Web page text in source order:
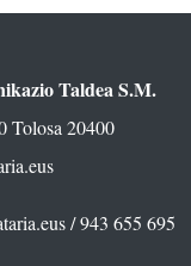
Taldea S.M.
Tolosa 20400
/ 943 655 695